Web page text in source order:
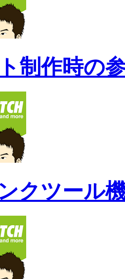
制作時の
クツール